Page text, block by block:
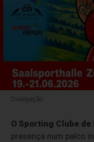
Divulgação
O Sporting Clube de
presença num palco